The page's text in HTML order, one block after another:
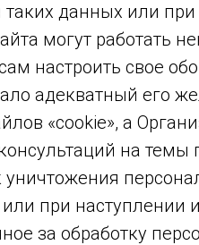
таких данных или
могут работать
настроить свое
адекватный его
«cookie», а
на темы
уничтожения
или при наступлении
за обработку